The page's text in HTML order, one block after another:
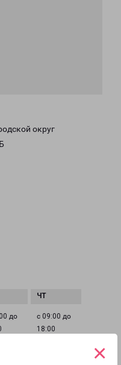
×
округ
до
с 09:00 до
18:00